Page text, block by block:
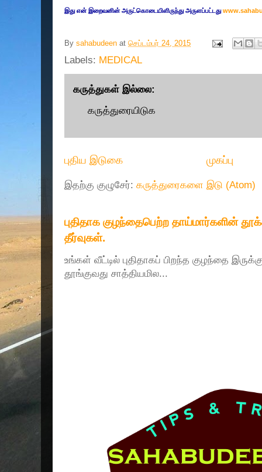
இது என் இறைவனின் அருட்கொடையிளிருந்து அருளப்பட்டது
By sahabudeen at செப்டம்பர் 24, 2015
Labels: MEDICAL
கருத்துகள் இல்லை:
கருத்துரையிடுக
புதிய இடுகை முகப்பு
இதற்கு குழுசேர்: கருத்துரைகளை இடு (Atom)
புதிதாக குழந்தைபெற்ற தாய்மார்களின்
தீர்வுகள்.
உங்கள் வீட்டில் புதிதாகப் பிறந்த குழந்தை
தூங்குவது சாத்தியமில...